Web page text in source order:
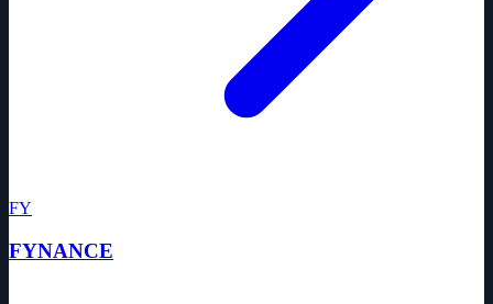
FY
FYNANCE